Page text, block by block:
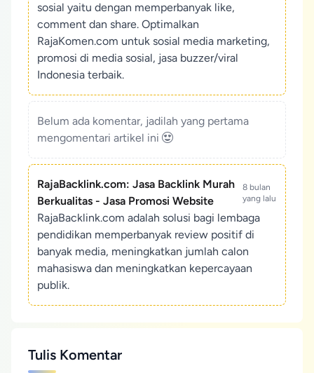
sosial yaitu dengan memperbanyak like,
comment dan share. Optimalkan
RajaKomen.com untuk sosial media marketing,
promosi di media sosial, jasa buzzer/viral
Indonesia terbaik.
Belum ada komentar, jadilah yang pertama
mengomentari artikel ini
RajaBacklink.com: Jasa Backlink Murah
Berkualitas - Jasa Promosi Website
8 bulan
yang lalu
RajaBacklink.com adalah solusi bagi lembaga
pendidikan memperbanyak review positif di
banyak media, meningkatkan jumlah calon
mahasiswa dan meningkatkan kepercayaan
publik.
Tulis Komentar